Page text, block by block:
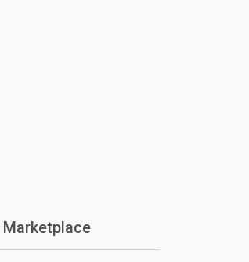
Marketplace